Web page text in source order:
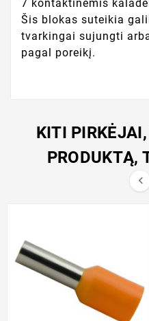
7 kontaktinėmis
Šis blokas suteikia
tvarkingai sujungti
pagal poreikį.
KITI
PRODUKTĄ,
